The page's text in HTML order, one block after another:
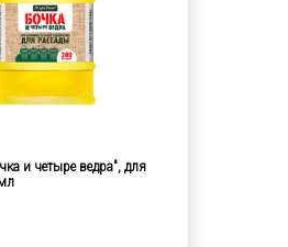
и четыре ведра", для